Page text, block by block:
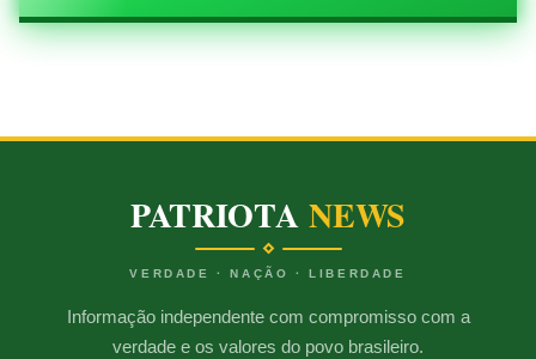
PATRIOTANEWS
VERDADE · NAÇÃO · LIBERDADE
Informação independente com compromisso com a
verdade e os valores do povo brasileiro.